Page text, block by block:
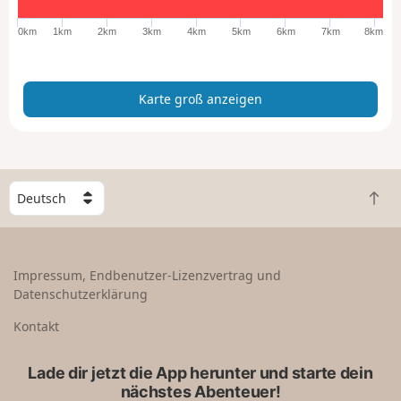
ß
z
i
n
0km 1km 2km 3km 4km 5km 6km 7km 8km
Karte groß anzeigen
W
ä
h
e
n
Z
u
Impressum, Endbenutzer-Lizenzvertrag und
Datenschutzerklärung
Kontakt
Lade dir jetzt die App herunter und starte dein
nächstes Abenteuer!